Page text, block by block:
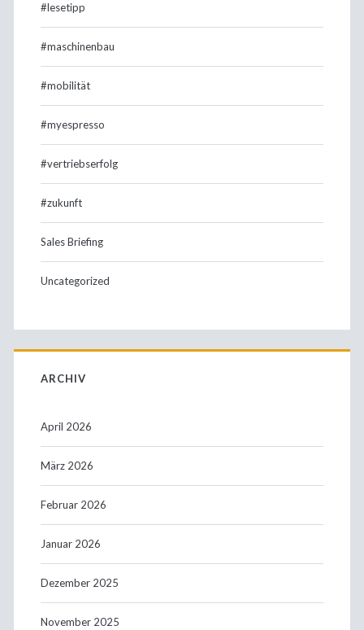
#lesetipp
#maschinenbau
#mobilität
#myespresso
#vertriebserfolg
#zukunft
Sales Briefing
Uncategorized
ARCHIV
April 2026
März 2026
Februar 2026
Januar 2026
Dezember 2025
November 2025